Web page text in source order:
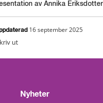
av Annika Eriksdotter
16 september 2025
ut
Nyheter